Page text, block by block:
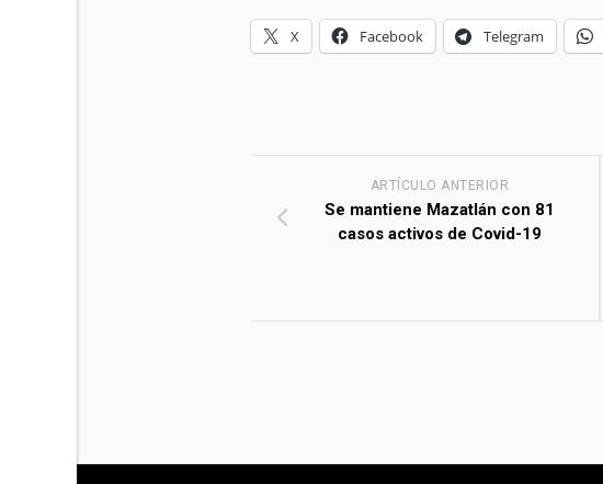
X Facebook Telegram
ARTÍCULO ANTERIOR
Se mantiene Mazatlán con 81
casos activos de Covid-19